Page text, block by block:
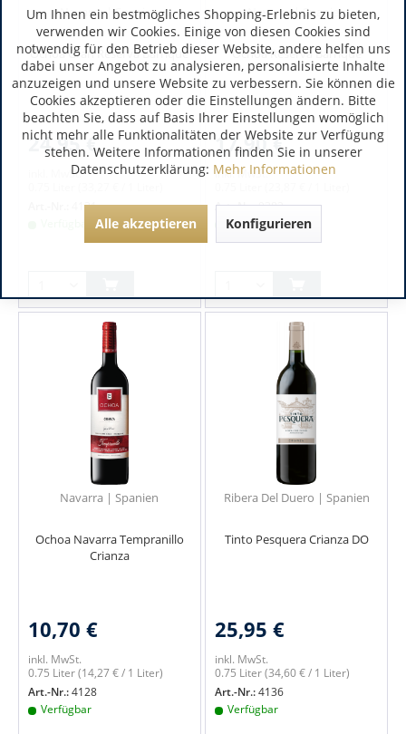
Navarra | Spanien
Ochoa Gran Reserva Barrique
24,95 €
inkl. MwSt.
4131
Navarra | Spanien
Ochoa Reserva Barrique
17,90 €
inkl. MwSt.
Art.-Nr.:9382
Verfügbar
Navarra | Spanien
Ochoa Navarra Tempranillo
Crianza
10,70 €
inkl. MwSt.
0.75 Liter(14,27 € / 1 Liter)
Art.-Nr.:4128
Verfügbar
Ribera Del Duero | Spanien
Tinto Pesquera Crianza DO
25,95 €
inkl. MwSt.
0.75 Liter(34,60 € / 1 Liter)
Art.-Nr.:4136
Verfügbar
Um Ihnen ein bestmögliches Shopping-Erlebnis zu bieten,
verwenden wir Cookies. Einige von diesen Cookies sind
notwendig für den Betrieb dieser Website, andere helfen uns
dabei unser Angebot zu analysieren, personalisierte Inhalte
anzuzeigen und unsere Website zu verbessern. Sie können die
Cookies akzeptieren oder die Einstellungen ändern. Bitte
beachten Sie, dass auf Basis Ihrer Einstellungen womöglich
nicht mehr alle Funktionalitäten der Website zur Verfügung
stehen. Weitere Informationen finden Sie in unserer
Datenschutzerklärung: Mehr Informationen
Alle akzeptieren Konfigurieren